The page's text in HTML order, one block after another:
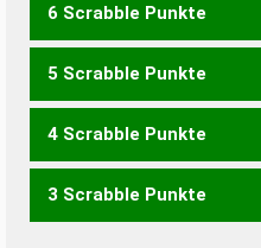
6 Scrabble Punkte
DIELE LIEDE
5 Scrabble Punkte
DIEL EDEL EDLE EILE
4 Scrabble Punkte
EIL LEE LID IDEE
3 Scrabble Punkte